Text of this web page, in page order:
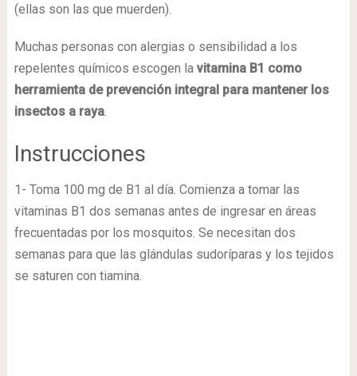
(ellas son las que muerden).
Muchas personas con alergias o sensibilidad a los
repelentes químicos escogen lavitamina B1 como
herramienta de prevención integral para mantener los
insectos a raya.
Instrucciones
1- Toma 100 mg de B1 al día. Comienza a tomar las
vitaminas B1 dos semanas antes de ingresar en áreas
frecuentadas por los mosquitos. Se necesitan dos
semanas para que las glándulas sudoríparas y los tejidos
se saturen con tiamina.